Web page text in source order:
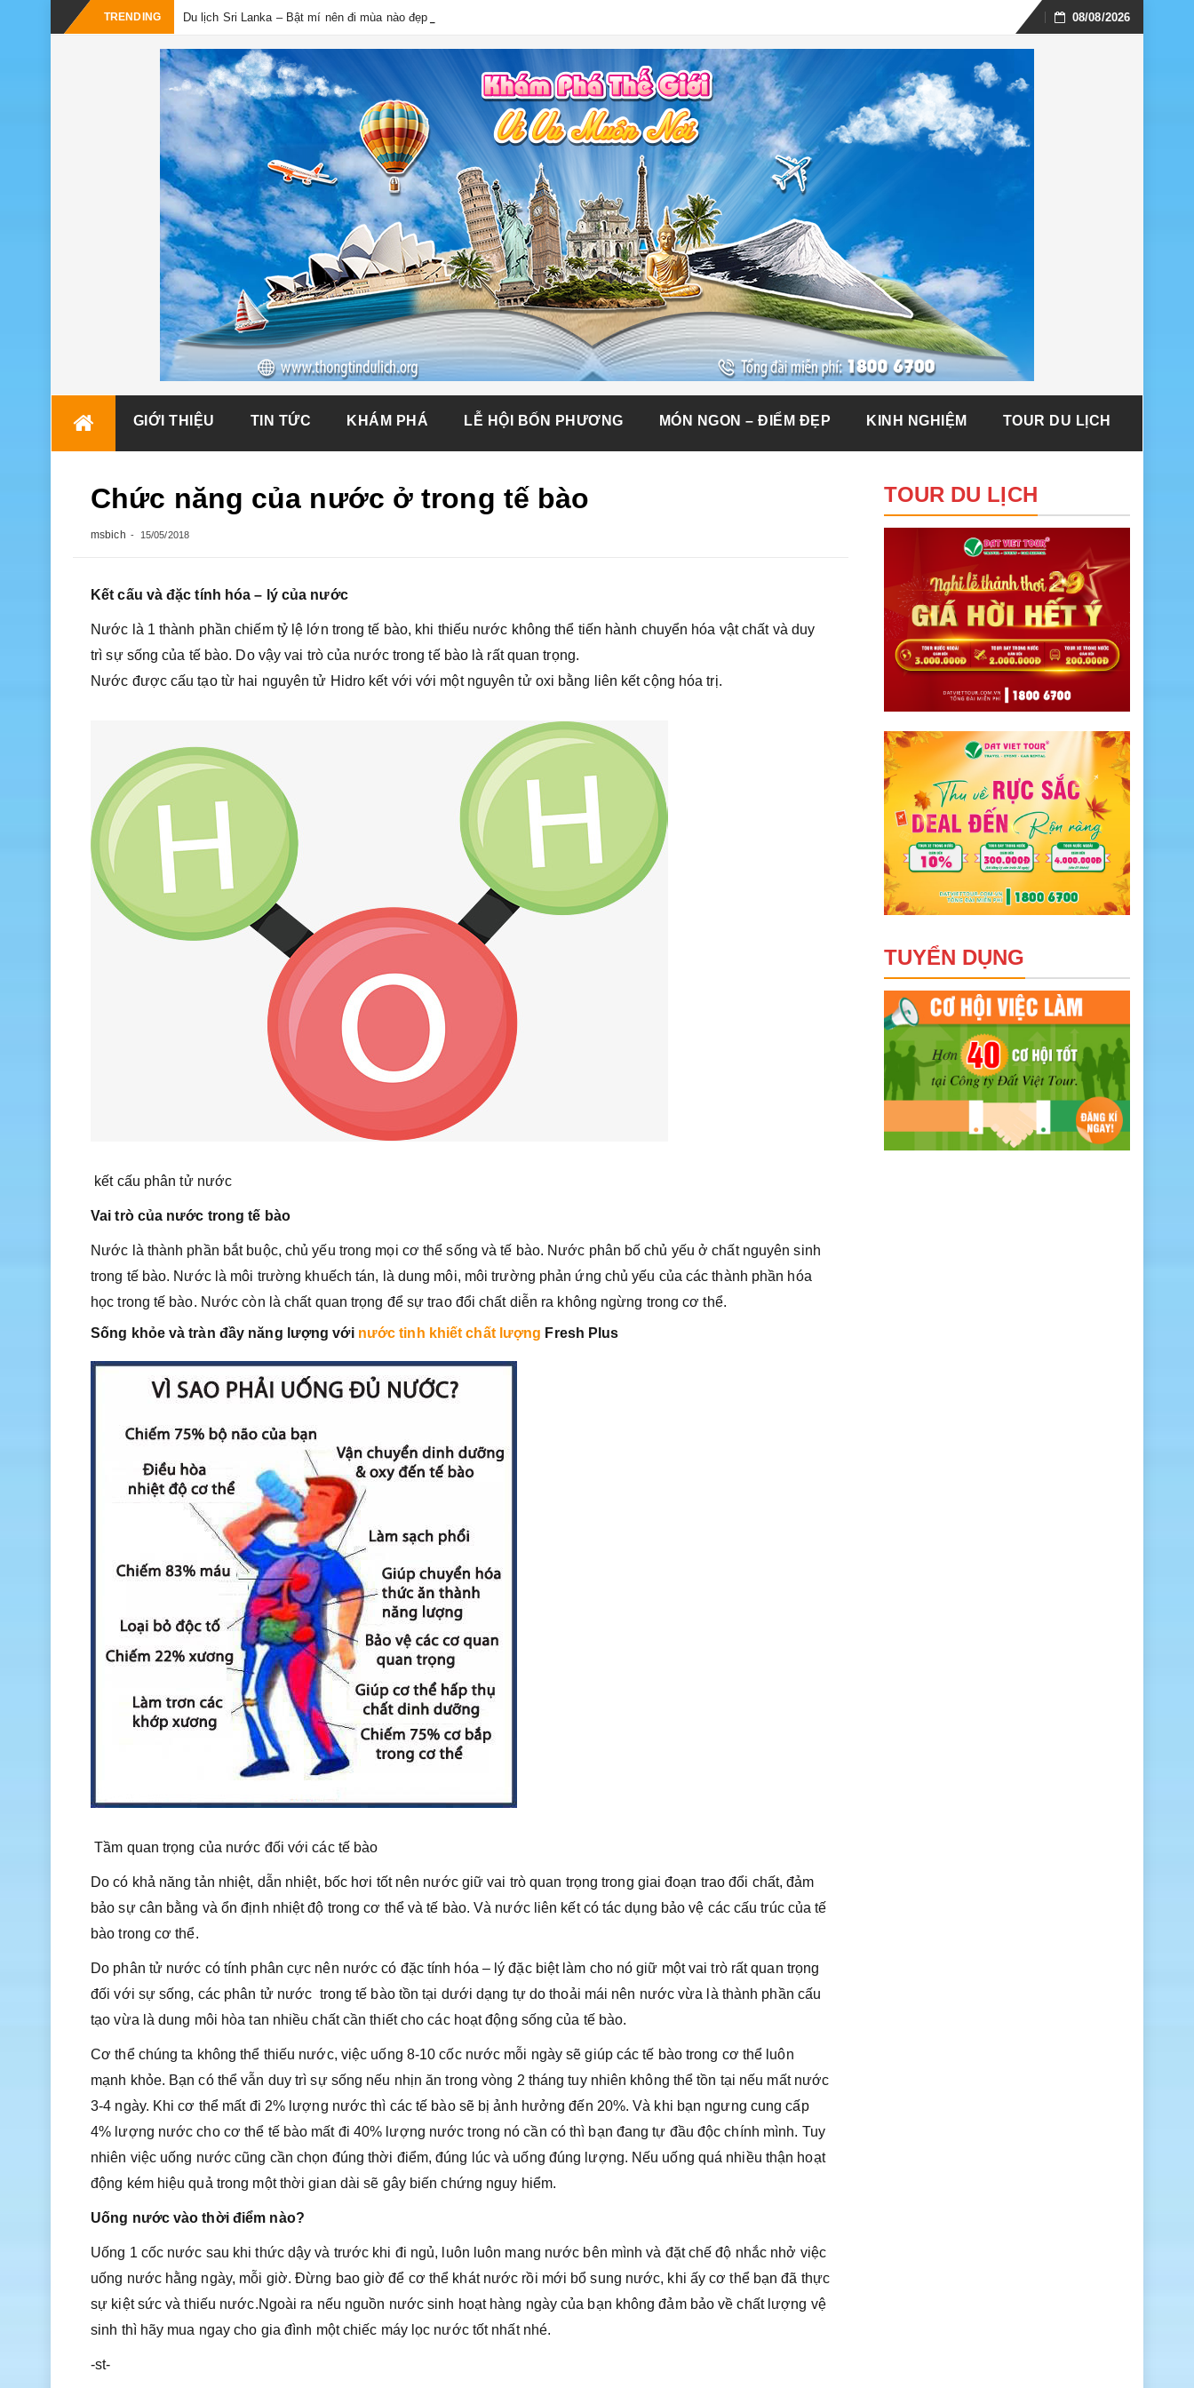
TRENDING
Du lịch Sri Lanka – Bật mí nên đi mùa nào đẹp
Skip
08/08/2026
GIỚI THIỆU TIN TỨC KHÁM PHÁ LỄ HỘI BỐN PHƯƠNG MÓN NGON – ĐIỂM ĐẸP KINH NGHIỆM TOUR DU LỊCH
Chức năng của nước ở trong tế bào
msbich 15/05/2018
Kết cấu và đặc tính hóa – lý của nước
Nước là 1 thành phần chiếm tỷ lệ lớn trong tế bào, khi thiếu nước không thể tiến hành chuyển hóa vật chất và duy
trì sự sống của tế bào. Do vậy vai trò của nước trong tế bào là rất quan trọng.
Nước được cấu tạo từ hai nguyên tử Hidro kết với với một nguyên tử oxi bằng liên kết cộng hóa trị.
kết cấu phân tử nước
Vai trò của nước trong tế bào
Nước là thành phần bắt buộc, chủ yếu trong mọi cơ thể sống và tế bào. Nước phân bố chủ yếu ở chất nguyên sinh
trong tế bào. Nước là môi trường khuếch tán, là dung môi, môi trường phản ứng chủ yếu của các thành phần hóa
học trong tế bào. Nước còn là chất quan trọng để sự trao đổi chất diễn ra không ngừng trong cơ thể.
Sống khỏe và tràn đầy năng lượng với nước tinh khiết chất lượng Fresh Plus
Tầm quan trọng của nước đối với các tế bào
Do có khả năng tản nhiệt, dẫn nhiệt, bốc hơi tốt nên nước giữ vai trò quan trọng trong giai đoạn trao đổi chất, đảm
bảo sự cân bằng và ổn định nhiệt độ trong cơ thể và tế bào. Và nước liên kết có tác dụng bảo vệ các cấu trúc của tế
bào trong cơ thể.
Do phân tử nước có tính phân cực nên nước có đặc tính hóa – lý đặc biệt làm cho nó giữ một vai trò rất quan trọng
đối với sự sống, các phân tử nước trong tế bào tồn tại dưới dạng tự do thoải mái nên nước vừa là thành phần cấu
tạo vừa là dung môi hòa tan nhiều chất cần thiết cho các hoạt động sống của tế bào.
Cơ thể chúng ta không thể thiếu nước, việc uống 8-10 cốc nước mỗi ngày sẽ giúp các tế bào trong cơ thể luôn
mạnh khỏe. Bạn có thể vẫn duy trì sự sống nếu nhịn ăn trong vòng 2 tháng tuy nhiên không thể tồn tại nếu mất nước
3-4 ngày. Khi cơ thể mất đi 2% lượng nước thì các tế bào sẽ bị ảnh hưởng đến 20%. Và khi bạn ngưng cung cấp
4% lượng nước cho cơ thể tế bào mất đi 40% lượng nước trong nó cần có thì bạn đang tự đầu độc chính mình. Tuy
nhiên việc uống nước cũng cần chọn đúng thời điểm, đúng lúc và uống đúng lượng. Nếu uống quá nhiều thận hoạt
động kém hiệu quả trong một thời gian dài sẽ gây biến chứng nguy hiểm.
Uống nước vào thời điểm nào?
Uống 1 cốc nước sau khi thức dậy và trước khi đi ngủ, luôn luôn mang nước bên mình và đặt chế độ nhắc nhở việc
uống nước hằng ngày, mỗi giờ. Đừng bao giờ để cơ thể khát nước rồi mới bổ sung nước, khi ấy cơ thể bạn đã thực
sự kiệt sức và thiếu nước.Ngoài ra nếu nguồn nước sinh hoạt hàng ngày của bạn không đảm bảo về chất lượng vệ
sinh thì hãy mua ngay cho gia đình một chiếc máy lọc nước tốt nhất nhé.
-st-
TOUR DU LỊCH
TUYỂN DỤNG